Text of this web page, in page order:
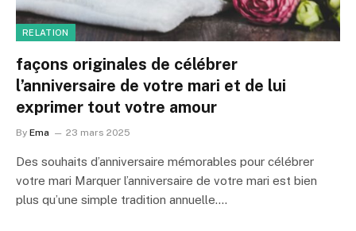
RELATION
façons originales de célébrer
l’anniversaire de votre mari et de lui
exprimer tout votre amour
By Ema 23 mars 2025
Des souhaits d’anniversaire mémorables pour célébrer
votre mari Marquer l’anniversaire de votre mari est bien
plus qu’une simple tradition annuelle.…